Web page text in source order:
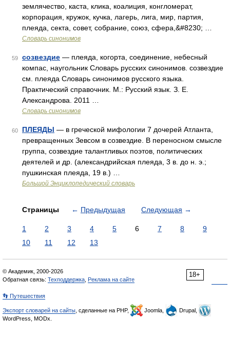
землячество, каста, клика, коалиция, конгломерат,
корпорация, кружок, кучка, лагерь, лига, мир, партия,
плеяда, секта, совет, собрание, союз, сфера,&#8230; …
Словарь синонимов
59 созвездие — плеяда, когорта, соединение, небесный
компас, наугольник Словарь русских синонимов. созвездие
см. плеяда Словарь синонимов русского языка.
Практический справочник. М.: Русский язык. З. Е.
Александрова. 2011 …
Словарь синонимов
60 ПЛЕЯДЫ — в греческой мифологии 7 дочерей Атланта,
превращенных Зевсом в созвездие. В переносном смысле
группа, созвездие талантливых поэтов, политических
деятелей и др. (александрийская плеяда, 3 в. до н. э.;
пушкинская плеяда, 19 в.) …
Большой Энциклопедический словарь
Страницы ← Предыдущая Следующая →
1 2 3 4 5 6 7 8
9
10
11 12 13
18+
© Академик, 2000-2026
Обратная связь: Техподдержка Реклама на сайте
👣 Путешествия
Экспорт словарей на сайты , сделанные на PHP, Joomla,
Drupal,
WordPress, MODx.